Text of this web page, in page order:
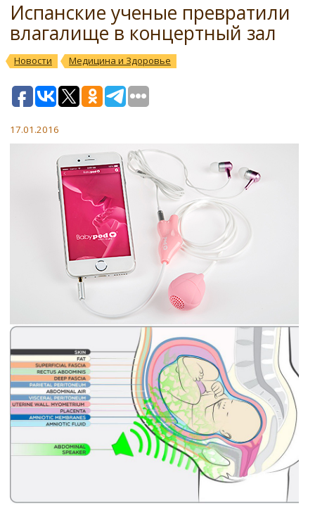
Испанские ученые превратили
влагалище в концертный зал
Новости Медицина и Здоровье
17.01.2016